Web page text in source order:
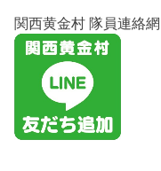
関西黄金村 隊員連絡